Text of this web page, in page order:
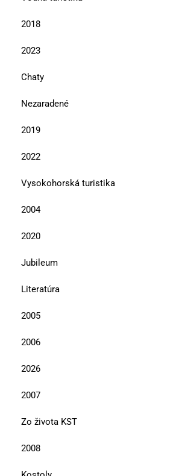
2018
2023
Chaty
Nezaradené
2019
2022
Vysokohorská turistika
2004
2020
Jubileum
Literatúra
2005
2006
2026
2007
Zo života KST
2008